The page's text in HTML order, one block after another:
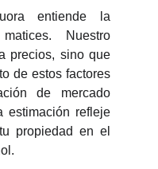
entiende la
Nuestro
precios, sino que
de estos factores
de mercado
estimación refleje
propiedad en el